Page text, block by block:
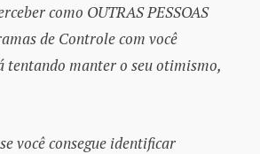
como OUTRAS PESSOAS
de Controle com você
tentando manter o seu otimismo,
você consegue identificar